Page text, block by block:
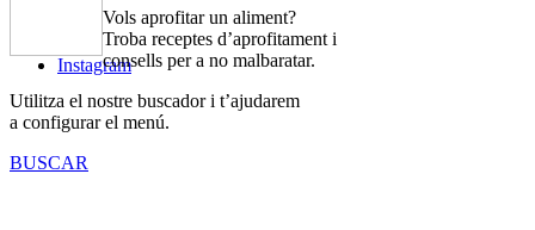
Instagram
Vols aprofitar un aliment?
Troba receptes d’aprofitament i
consells per a no malbaratar.
Utilitza el nostre buscador i t’ajudarem
a configurar el menú.
BUSCAR